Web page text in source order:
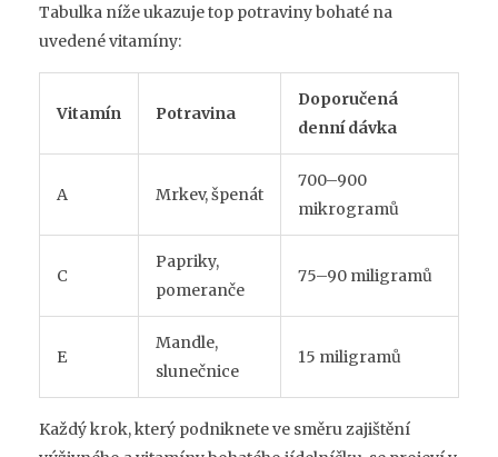
Tabulka níže ukazuje top potraviny bohaté na
uvedené vitamíny:
Vitamín Potravina
Doporučená
denní dávka
A Mrkev, špenát
700–900
mikrogramů
C
Papriky,
pomeranče
75–90 miligramů
E
Mandle,
slunečnice
15 miligramů
Každý krok, který podniknete ve směru zajištění